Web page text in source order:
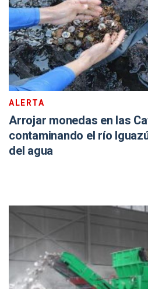
ALERTA
Arrojar monedas en las
contaminando el río
del agua